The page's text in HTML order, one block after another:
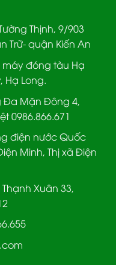
Thịnh, 9/903
Trữ- quận Kiến An
đóng tàu Hạ
Hạ Long.
Đa Mặn Đông 4,
0986.866.671
điện nước Quốc
Minh, Thị xã Điện
Xuân 33,